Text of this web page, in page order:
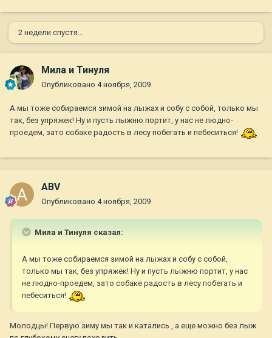
2 недели спустя...
Мила и Тинуля
Опубликовано 4 ноября, 2009
А мы тоже собираемся зимой на лыжах и собу с собой, только мы
так, без упряжек! Ну и пусть лыжню портит, у нас не людно-
проедем, зато собаке радость в лесу побегать и пебеситься!
ABV
Опубликовано 4 ноября, 2009
Мила и Тинуля сказал:
А мы тоже собираемся зимой на лыжах и собу с собой,
только мы так, без упряжек! Ну и пусть лыжню портит, у нас
не людно-проедем, зато собаке радость в лесу побегать и
пебеситься!
Молодцы! Первую зиму мы так и катались , а еще можно без лыж